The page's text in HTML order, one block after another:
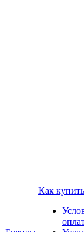
Как купить